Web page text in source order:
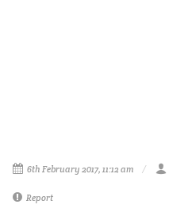
6th February 2017, 11:12 am
Report